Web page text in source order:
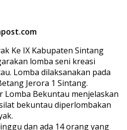
Ke IX Kabupaten Sintang
lomba seni kreasi
Lomba dilaksanakan pada
Jerora 1 Sintang.
Bekuntau menjelaskan
bekuntau diperlombakan
dan ada 14 orang yang